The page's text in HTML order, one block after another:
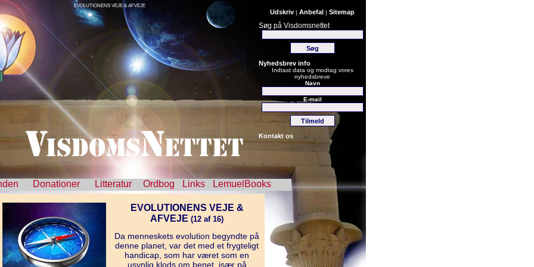
Udskriv | Anbefal | Sitemap
Søg på Visdomsnettet
Nyhedsbrev info
Indtast data og modtag vores
nyhedsbreve
Navn
E-mail
Kontakt os
EVOLUTIONENS VEJE & AFVEJE
Donationer Litteratur Ordbog Links LemuelBooks
EVOLUTIONENS VEJE &
AFVEJE (12 af 16)
Da menneskets evolution begyndte på
denne planet, var det med et frygteligt
handicap, som har været som en
usynlig klods om benet, især på